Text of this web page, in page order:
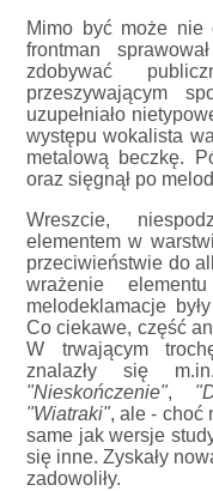
Mimo być może nie
frontman
zdobywać
przeszywającym
uzupełniało
występu wokalista
metalową beczkę.
oraz sięgnął po
Wreszcie,
elementem w
przeciwieństwie do
wrażenie
melodeklamacje
Co ciekawe, część
W trwającym
znalazły się
"Nieskończenie",
"Wiatraki", ale - choć
same jak wersje
się inne. Zyskały
zadowoliły.